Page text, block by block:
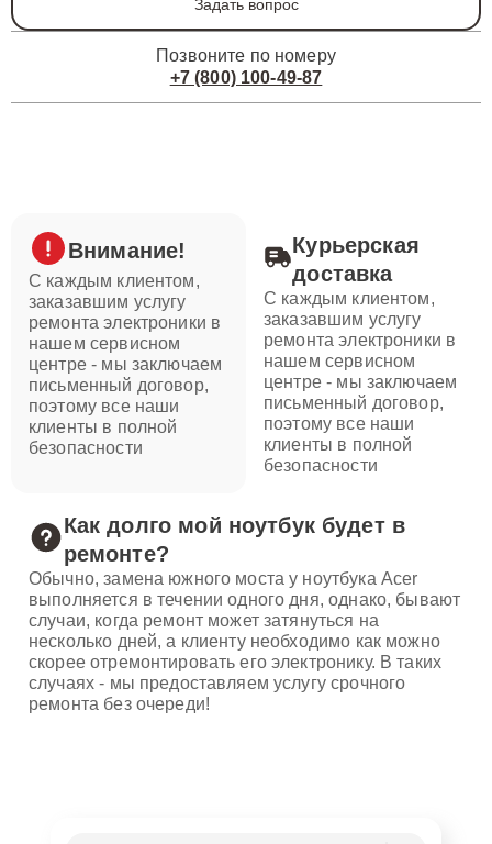
Задать вопрос
Позвоните по номеру
+7 (800) 100-49-87
Внимание!
С каждым клиентом,
заказавшим услугу
ремонта электроники в
нашем сервисном
центре - мы заключаем
письменный договор,
поэтому все наши
клиенты в полной
безопасности
Курьерская
доставка
С каждым клиентом,
заказавшим услугу
ремонта электроники в
нашем сервисном
центре - мы заключаем
письменный договор,
поэтому все наши
клиенты в полной
безопасности
Как долго мой ноутбук будет в
ремонте?
Обычно, замена южного моста у ноутбука Acer
выполняется в течении одного дня, однако, бывают
случаи, когда ремонт может затянуться на
несколько дней, а клиенту необходимо как можно
скорее отремонтировать его электронику. В таких
случаях - мы предоставляем услугу срочного
ремонта без очереди!